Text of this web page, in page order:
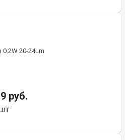
20-24Lm
9 руб.